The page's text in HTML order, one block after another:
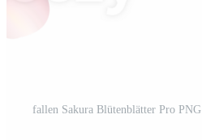
fallen Sakura Blütenblätter Pro PNG